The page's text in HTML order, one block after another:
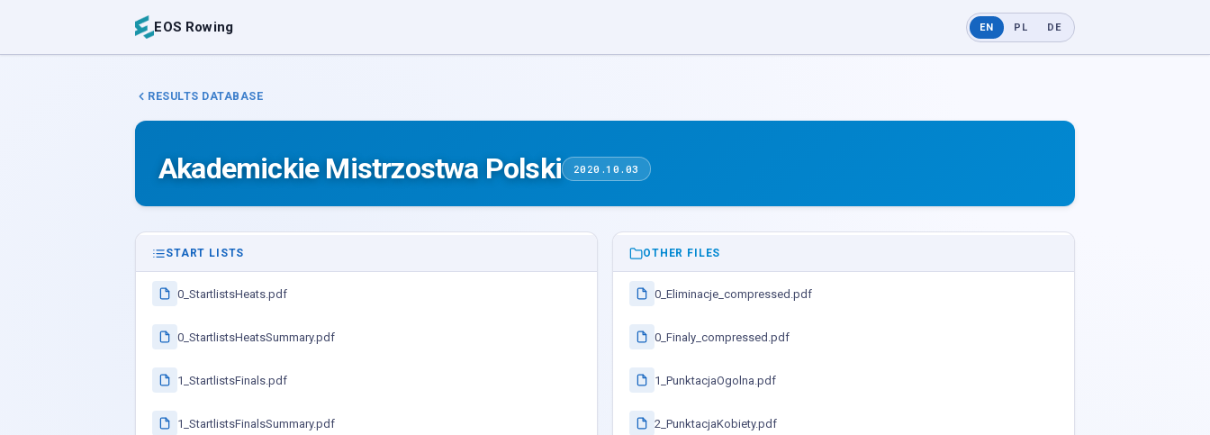
EOS Rowing EN PL DE
RESULTS DATABASE
Akademickie Mistrzostwa Polski 2020.10.03
START LISTS
0_StartlistsHeats.pdf
0_StartlistsHeatsSummary.pdf
1_StartlistsFinals.pdf
1_StartlistsFinalsSummary.pdf
OTHER FILES
0_Eliminacje_compressed.pdf
0_Finaly_compressed.pdf
1_PunktacjaOgolna.pdf
2_PunktacjaKobiety.pdf